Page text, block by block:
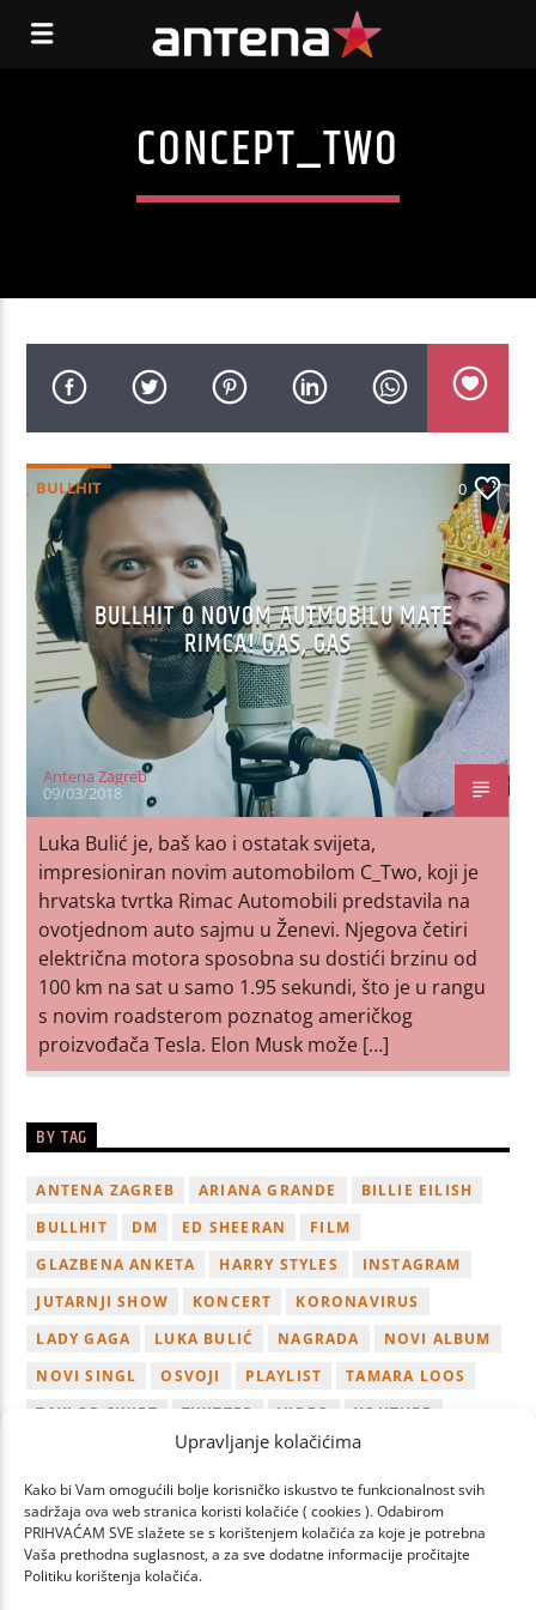
Upravljanje kolačićima
Kako bi Vam omogućili bolje korisničko iskustvo te funkcionalnost svih
sadržaja ova web stranica koristi kolačiće ( cookies ). Odabirom
PRIHVAĆAM SVE slažete se s korištenjem kolačića za koje je potrebna
Vaša prethodna suglasnost, a za sve dodatne informacije pročitajte
Politiku korištenja kolačića.
CONCEPT_TWO
BULLHIT 0
BULLHIT O NOVOM AUTMOBILU MATE
RIMCA! GAS, GAS
Antena Zagreb
09/03/2018
Luka Bulić je, baš kao i ostatak svijeta,
impresioniran novim automobilom C_Two, koji je
hrvatska tvrtka Rimac Automobili predstavila na
ovotjednom auto sajmu u Ženevi. Njegova četiri
električna motora sposobna su dostići brzinu od
100 km na sat u samo 1.95 sekundi, što je u rangu
s novim roadsterom poznatog američkog
proizvođača Tesla. Elon Musk može […]
BY TAG
ANTENA ZAGREB ARIANA GRANDE
BILLIE EILISH
BULLHIT
DM ED SHEERAN
FILM
GLAZBENA ANKETA
HARRY STYLES
INSTAGRAM
JUTARNJI SHOW
KONCERT
KORONAVIRUS
LADY GAGA
LUKA BULIĆ NAGRADA
NOVI ALBUM
NOVI SINGL
OSVOJI PLAYLIST
TAMARA LOOS
TAYLOR SWIFT
TWITTER VIDEO
YOUTUBE